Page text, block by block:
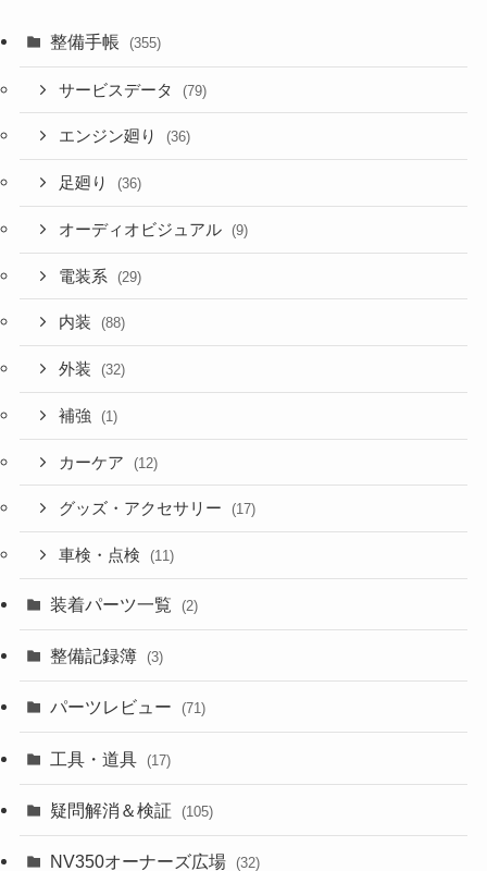
整備手帳 (355)
サービスデータ (79)
エンジン廻り (36)
足廻り (36)
オーディオビジュアル (9)
電装系 (29)
内装 (88)
外装 (32)
補強 (1)
カーケア (12)
グッズ・アクセサリー (17)
車検・点検 (11)
装着パーツ一覧 (2)
整備記録簿 (3)
パーツレビュー (71)
工具・道具 (17)
疑問解消＆検証 (105)
NV350オーナーズ広場 (32)